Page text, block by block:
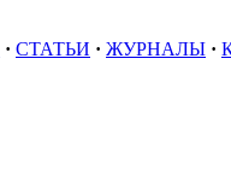
· СТАТЬИ · ЖУРНАЛЫ ·